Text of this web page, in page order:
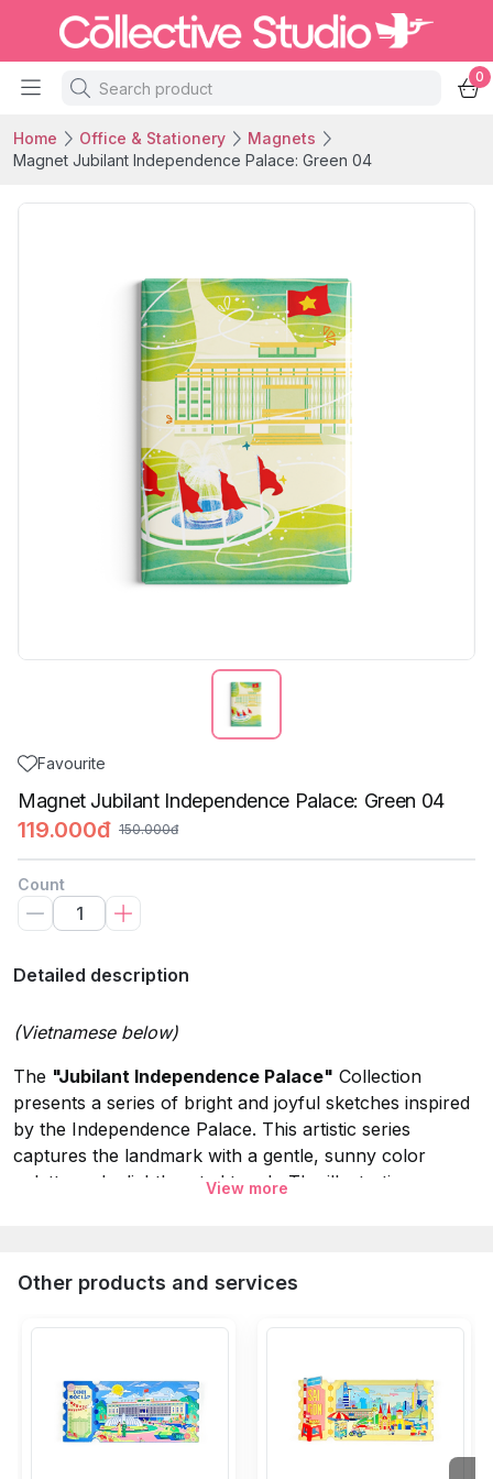
0
Home Office & Stationery
Magnets
Magnet Jubilant Independence Palace: Green 04
Favourite
Magnet Jubilant Independence Palace: Green 04
119.000đ 150.000đ
Count
Detailed description
(Vietnamese below)
The "Jubilant Independence Palace" Collection
presents a series of bright and joyful sketches inspired
by the Independence Palace. This artistic series
captures the landmark with a gentle, sunny color
palette and a lighthearted touch. The illustrations
atmosphere of this iconic site.
Specifications:
Collection:Jubilant Independence Palace.
Material:Tin Magnet.
View more
Other products and services